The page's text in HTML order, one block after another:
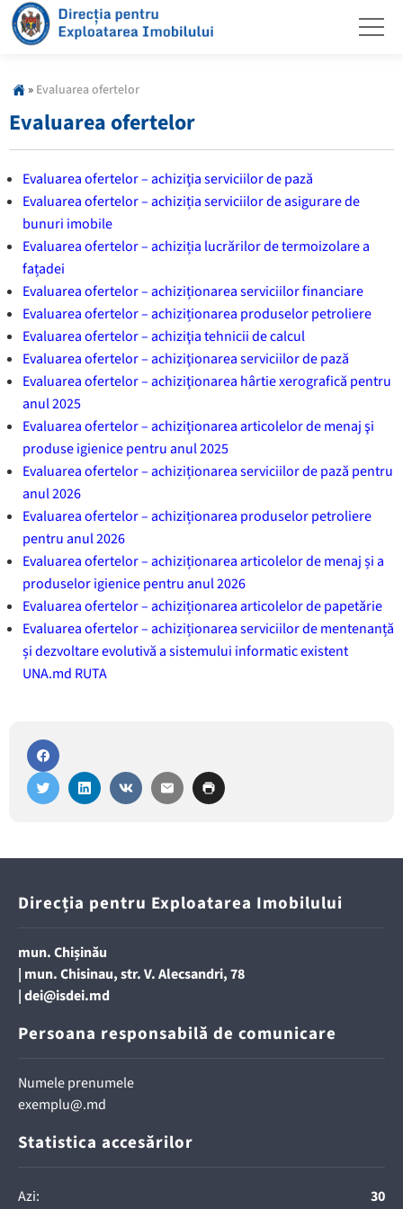
» Evaluarea ofertelor
Evaluarea ofertelor
Evaluarea ofertelor – achiziţia serviciilor de pază
Evaluarea ofertelor – achiziția serviciilor de asigurare de
bunuri imobile
Evaluarea ofertelor – achiziția lucrărilor de termoizolare a
fațadei
Evaluarea ofertelor – achiziționarea serviciilor financiare
Evaluarea ofertelor – achiziționarea produselor petroliere
Evaluarea ofertelor – achiziţia tehnicii de calcul
Evaluarea ofertelor – achiziţionarea serviciilor de pază
Evaluarea ofertelor – achiziţionarea hârtie xerografică pentru
anul 2025
Evaluarea ofertelor – achiziţionarea articolelor de menaj şi
produse igienice pentru anul 2025
Evaluarea ofertelor – achiziționarea serviciilor de pază pentru
anul 2026
Evaluarea ofertelor – achiziționarea produselor petroliere
pentru anul 2026
Evaluarea ofertelor – achiziționarea articolelor de menaj și a
produselor igienice pentru anul 2026
Evaluarea ofertelor – achiziționarea articolelor de papetărie
Evaluarea ofertelor – achiziționarea serviciilor de mentenanță
și dezvoltare evolutivă a sistemului informatic existent
UNA.md RUTA
Direcția pentru Exploatarea Imobilului
mun. Chișinău
| mun. Chisinau, str. V. Alecsandri, 78
|dei@isdei.md
Persoana responsabilă de comunicare
Numele prenumele
exemplu@.md
Statistica accesărilor
Azi: 30